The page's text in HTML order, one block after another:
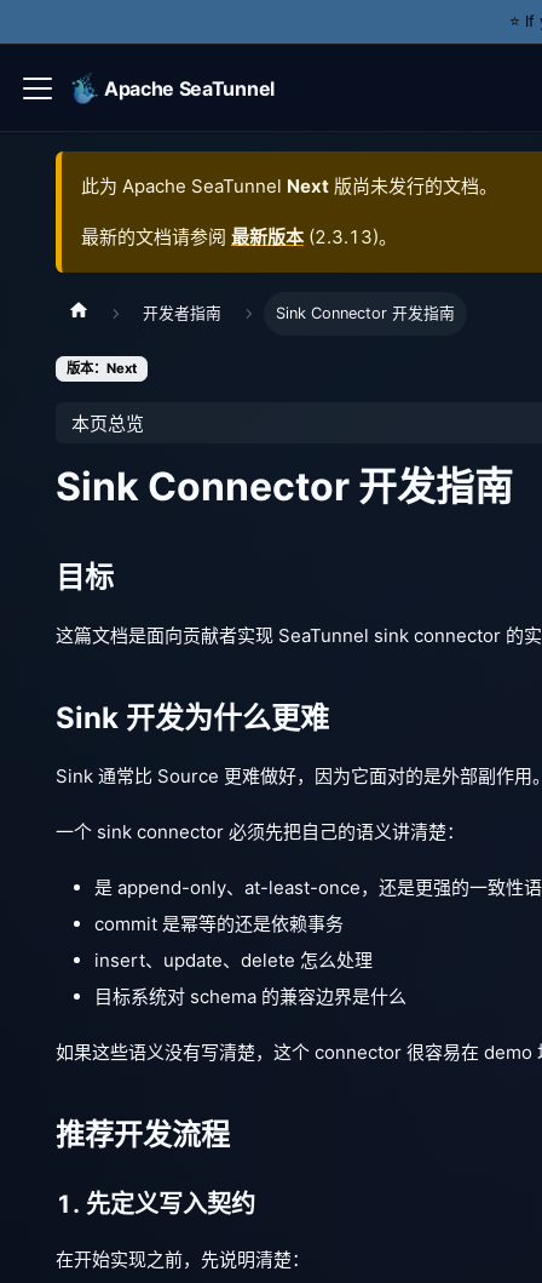
⭐️
Apache SeaTunnel
此为 Apache SeaTunnel Next 版尚未发行的文档。
最新的文档请参阅 最新版本 (2.3.13)。
开发者指南 Sink Connector 开发指南
版本：Next
本页总览
Sink Connector 开发指南
目标
这篇文档是面向贡献者实现 SeaTunnel sink connector 的
Sink 开发为什么更难
Sink 通常比 Source 更难做好，因为它面对的是外部副作用
一个 sink connector 必须先把自己的语义讲清楚：
是 append-only、at-least-once，还是更强的一致性
commit 是幂等的还是依赖事务
insert、update、delete 怎么处理
目标系统对 schema 的兼容边界是什么
如果这些语义没有写清楚，这个 connector 很容易在
推荐开发流程
1. 先定义写入契约
在开始实现之前，先说明清楚：